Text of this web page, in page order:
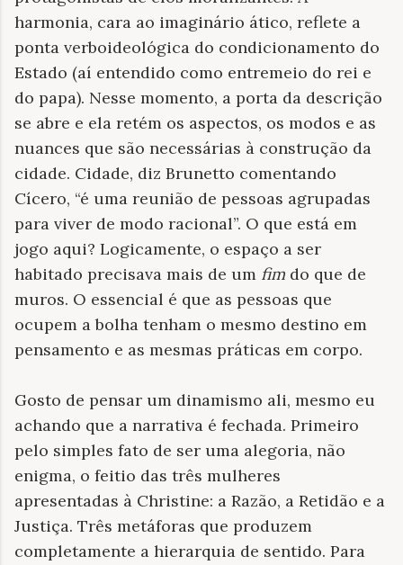
harmonia, cara ao imaginário ático, reflete a
ponta verboideológica do condicionamento do
Estado (aí entendido como entremeio do rei e
do papa). Nesse momento, a porta da descrição
se abre e ela retém os aspectos, os modos e as
nuances que são necessárias à construção da
cidade. Cidade, diz Brunetto comentando
Cícero, “é uma reunião de pessoas agrupadas
para viver de modo racional”. O que está em
jogo aqui? Logicamente, o espaço a ser
habitado precisava mais de um fim do que de
muros. O essencial é que as pessoas que
ocupem a bolha tenham o mesmo destino em
pensamento e as mesmas práticas em corpo.
Gosto de pensar um dinamismo ali, mesmo eu
achando que a narrativa é fechada. Primeiro
pelo simples fato de ser uma alegoria, não
enigma, o feitio das três mulheres
apresentadas à Christine: a Razão, a Retidão e a
Justiça. Três metáforas que produzem
completamente a hierarquia de sentido. Para